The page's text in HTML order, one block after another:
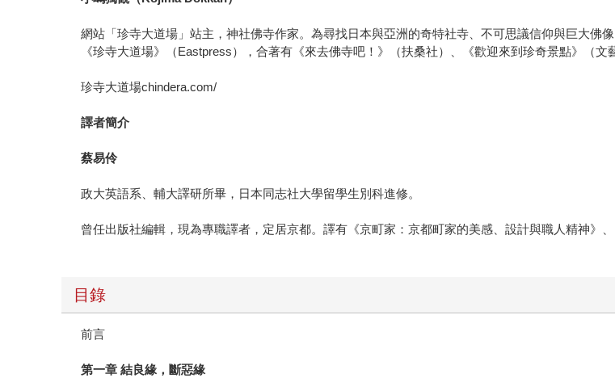
網站「珍寺大道場」站主，神社佛寺作家。為尋找日本與亞洲的奇特社寺、不可思議信仰與巨大佛
《珍寺大道場》（Eastpress），合著有《來去佛寺吧！》（扶桑社）、《歡迎來到珍奇景點》（文
珍寺大道場chindera.com/
譯者簡介
蔡易伶
政大英語系、輔大譯研所畢，日本同志社大學留學生別科進修。
曾任出版社編輯，現為專職譯者，定居京都。譯有《京町家：京都町家的美感、設計與職人精神》
目錄
前言
第一章 結良緣，斷惡緣